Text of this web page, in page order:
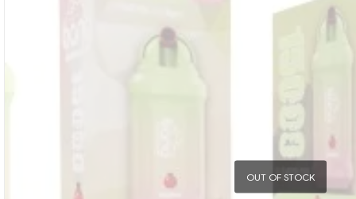
OUT OF STOCK